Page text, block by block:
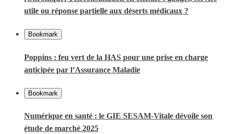
utile ou réponse partielle aux déserts médicaux ?
Bookmark
Poppins : feu vert de la HAS pour une prise en charge
anticipée par l’Assurance Maladie
Bookmark
Numérique en santé : le GIE SESAM-Vitale dévoile son
étude de marché 2025